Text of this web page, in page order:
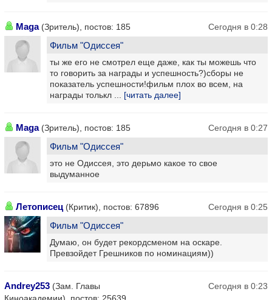
Maga(Зритель), постов: 185 Сегодня в 0:28
Фильм "Одиссея"
ты же его не смотрел еще даже, как ты можешь что
то говорить за награды и успешность?)сборы не
показатель успешности!фильм плох во всем, на
награды толькл ... [читать далее]
Maga(Зритель), постов: 185 Сегодня в 0:27
Фильм "Одиссея"
это не Одиссея, это дерьмо какое то свое
выдуманное
Летописец (Критик), постов: 67896 Сегодня в 0:25
Фильм "Одиссея"
Думаю, он будет рекордсменом на оскаре.
Превзойдет Грешников по номинациям))
Andrey253 (Зам. Главы
Сегодня в 0:23